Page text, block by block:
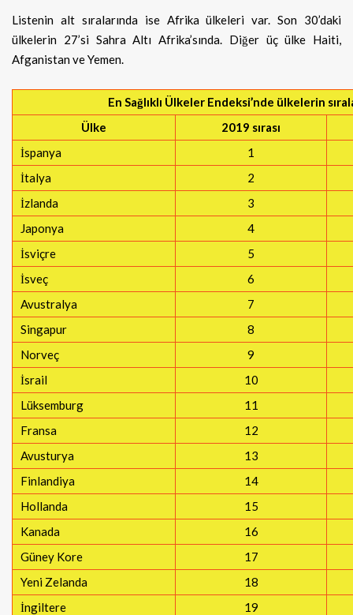
Listenin alt sıralarında ise Afrika ülkeleri var. Son 30’daki
ülkelerin 27’si Sahra Altı Afrika’sında. Diğer üç ülke Haiti,
Afganistan ve Yemen.
En Sağlıklı Ülkeler Endeksi’nde ülkelerin
Ülke
2019 sırası
İspanya
1
İtalya
2
İzlanda
3
Japonya
4
İsviçre
5
İsveç
6
Avustralya
7
Singapur
8
Norveç
9
İsrail
10
Lüksemburg
11
Fransa
12
Avusturya
13
Finlandiya
14
Hollanda
15
Kanada
16
Güney Kore
17
Yeni Zelanda
18
İngiltere
19